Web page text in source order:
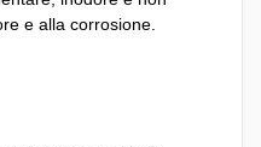
e alla corrosione.